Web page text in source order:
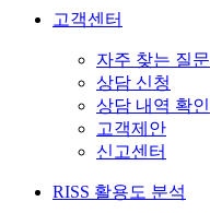
고객센터
자주 찾는 질문
상담 신청
상담 내역 확인
고객제안
신고센터
RISS 활용도 분석